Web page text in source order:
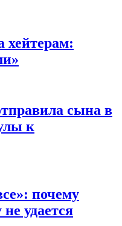
хейтерам:
сына в
к
почему
удается